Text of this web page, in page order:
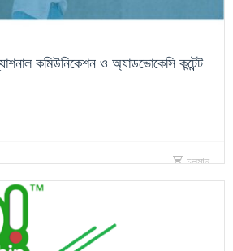
কমিউনিকেশন ও অ্যাডভোকেসি কন্টেন্ট
চলমান